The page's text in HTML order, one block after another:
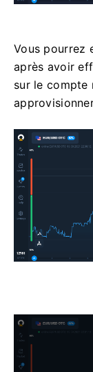
Vous pourrez
après avoir
sur le compte